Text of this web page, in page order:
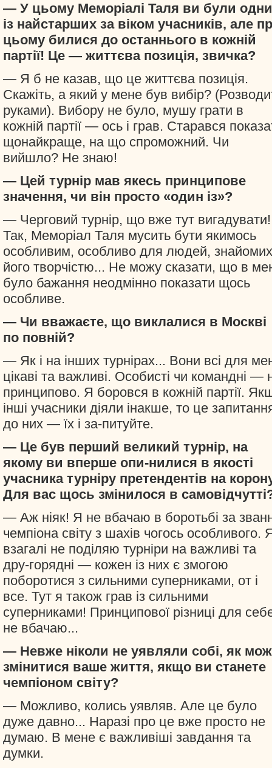
— У цьому Меморіалі Таля ви були
із найстарших за віком учасників, але
цьому билися до останнього в кожній
партії! Це — життєва позиція, звичка?
— Я б не казав, що це життєва позиція.
Скажіть, а який у мене був вибір?
руками). Вибору не було, мушу грати в
кожній партії — ось і грав. Старався
щонайкраще, на що спроможний. Чи
вийшло? Не знаю!
— Цей турнір мав якесь принципове
значення, чи він просто «один із»?
— Черговий турнір, що вже тут вигадувати!
Так, Меморіал Таля мусить бути якимось
особливим, особливо для людей,
його творчістю... Не можу сказати, що в
було бажання неодмінно показати щось
особливе.
— Чи вважаєте, що виклалися в Москві
по повній?
— Як і на інших турнірах... Вони всі для
цікаві та важливі. Особисті чи командні —
принципово. Я боровся в кожній партії.
інші учасники діяли інакше, то це
до них — їх і за-питуйте.
— Це був перший великий турнір, на
якому ви вперше опи-нилися в якості
учасника турніру претендентів на
Для вас щось змінилося в
— Аж ніяк! Я не вбачаю в боротьбі за
чемпіона світу з шахів чогось особливого.
взагалі не поділяю турніри на важливі та
дру-горядні — кожен із них є змогою
поборотися з сильними суперниками, от і
все. Тут я також грав із сильними
суперниками! Принципової різниці для
не вбачаю...
— Невже ніколи не уявляли собі, як
змінитися ваше життя, якщо ви станете
чемпіоном світу?
— Можливо, колись уявляв. Але це було
дуже давно... Наразі про це вже просто не
думаю. В мене є важливіші завдання та
думки.